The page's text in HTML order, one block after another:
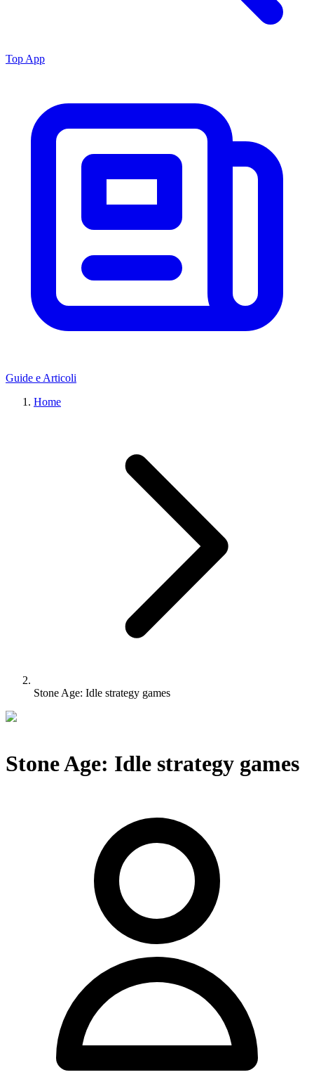
Top App
Guide e Articoli
Home
Stone Age: Idle strategy games
Stone Age: Idle strategy games